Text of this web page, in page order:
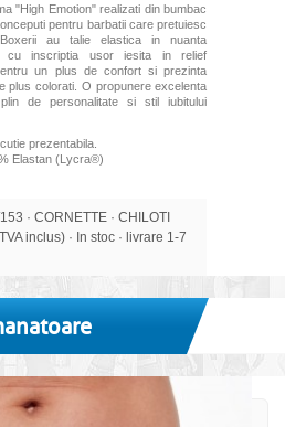
"High Emotion" realizati din bumbac
pentru barbatii care pretuiesc
au talie elastica in nuanta
cu inscriptia usor iesita in relief
un plus de confort si prezinta
plus colorati. O propunere excelenta
de personalitate si stil iubitului
prezentabila.
Elastan (Lycra®)
· CORNETTE · CHILOTI
inclus) · In stoc · livrare 1-7